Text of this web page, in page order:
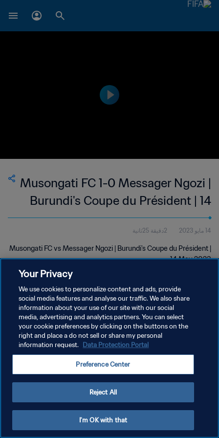
Musongati FC 1-0 Messager Ngozi |
Burundi's Coupe du Président | 14
May 2023
14 مايو 2023 2دقيقة 25ثانية
Musongati FC vs Messager Ngozi | Burundi's Coupe du Président |
14 May 2023
سياسة الخصوصية
إدارة تفضيلات ملفات تعريف الارتباط
Your Privacy
We use cookies to personalize content and ads, provide
social media features and analyse our traffic. We also share
information about your use of our site with our social
media, advertising and analytics partners. You can select
your cookie preferences by clicking on the buttons on the
right and place a do not sell or share my personal
information request. Data Protection Portal
Preference Center
Reject All
I'm OK with that